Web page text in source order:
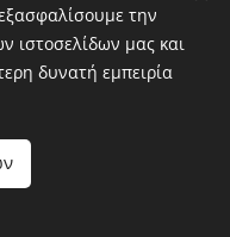
37300
2021
την
ιστοσελίδων μας και
δυνατή εμπειρία